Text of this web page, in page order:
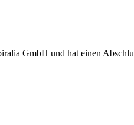
GmbH und hat einen